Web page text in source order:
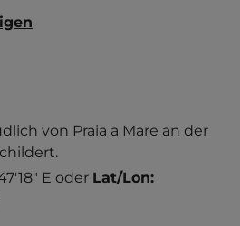
von Praia a Mare an der
E oder Lat/Lon: